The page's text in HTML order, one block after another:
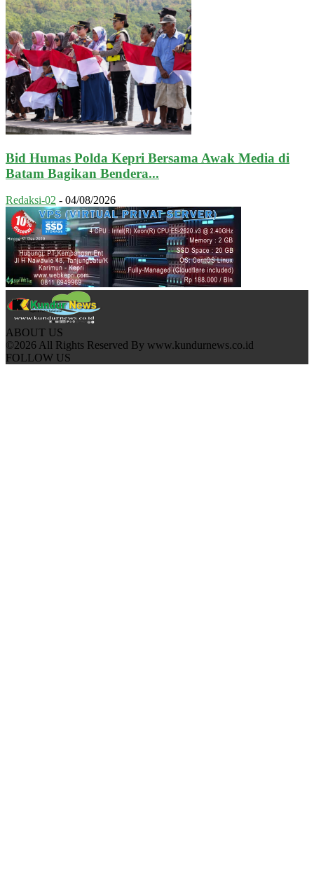
Bid Humas Polda Kepri Bersama Awak Media di
Batam Bagikan Bendera...
Redaksi-02 - 04/08/2026
ABOUT US
©2026 All Rights Reserved By www.kundurnews.co.id
FOLLOW US